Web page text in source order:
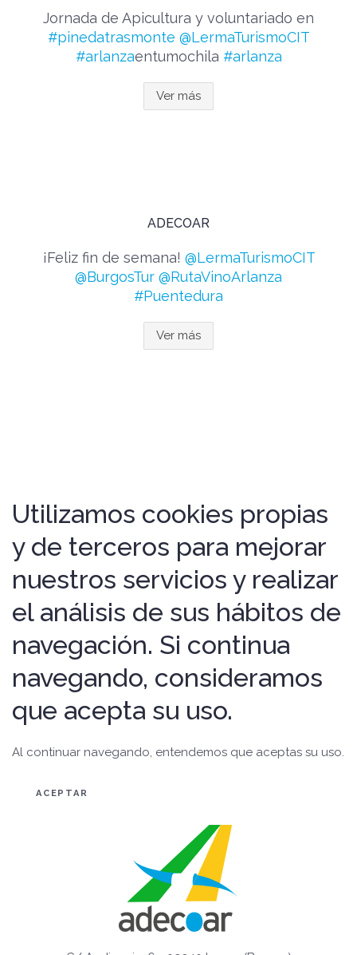
Jornada de Apicultura y voluntariado en
#pinedatrasmonte @LermaTurismoCIT
#arlanzaentumochila #arlanza
Ver más
ADECOAR
¡Feliz fin de semana! @LermaTurismoCIT
@BurgosTur @RutaVinoArlanza
#Puentedura
Ver más
Utilizamos cookies propias
y de terceros para mejorar
nuestros servicios y realizar
el análisis de sus hábitos de
navegación. Si continua
navegando, consideramos
que acepta su uso.
Al continuar navegando, entendemos que aceptas su uso.
ACEPTAR